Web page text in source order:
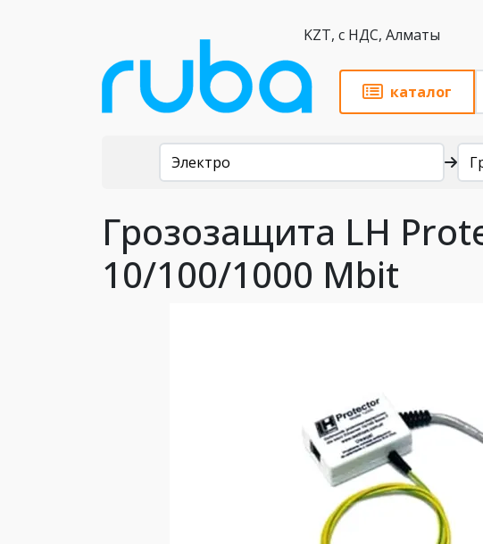
KZT, с НДС, Алматы
каталог
Каталог
Электро
Грозозащита LH
10/100/1000 Mbit